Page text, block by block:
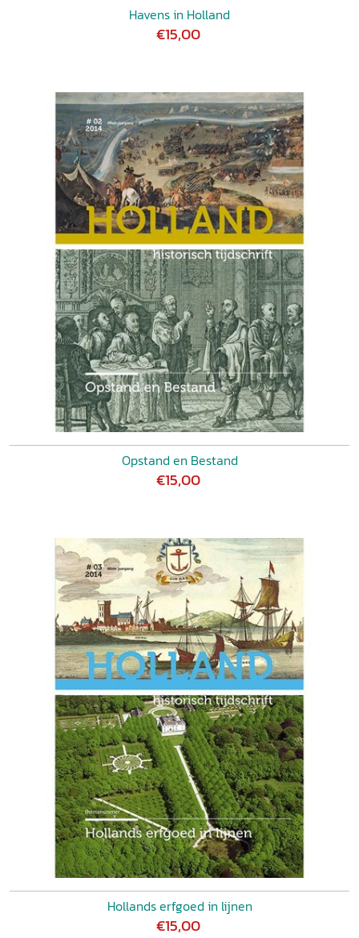
Havens in Holland
€15,00
Opstand en Bestand
€15,00
Hollands erfgoed in lijnen
€15,00